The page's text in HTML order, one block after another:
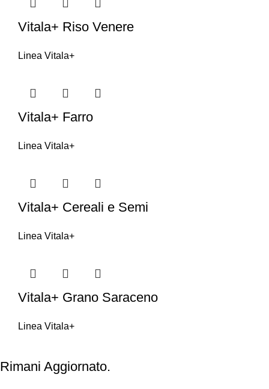
Vitala+ Riso Venere
Linea Vitala+
Vitala+ Farro
Linea Vitala+
Vitala+ Cereali e Semi
Linea Vitala+
Vitala+ Grano Saraceno
Linea Vitala+
Rimani Aggiornato.